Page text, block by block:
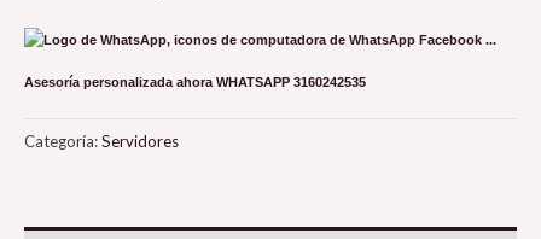
Asesoría personalizada ahoraWHATSAPP 3160242535
Categoría:Servidores